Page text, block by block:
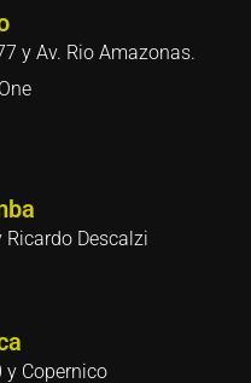
y Av. Rio Amazonas.
Ricardo Descalzi
y Copernico